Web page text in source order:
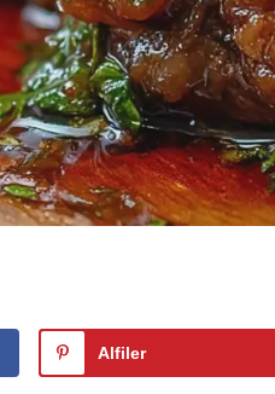
Alfiler